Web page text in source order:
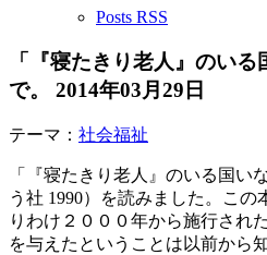
Posts RSS
「『寝たきり老人』のい
で。
2014年03月29日
テーマ： 社会福祉
「『寝たきり老人』のいる国
う社 1990）を読みました。この
りわけ２０００年から施行され
を与えたということは以前から